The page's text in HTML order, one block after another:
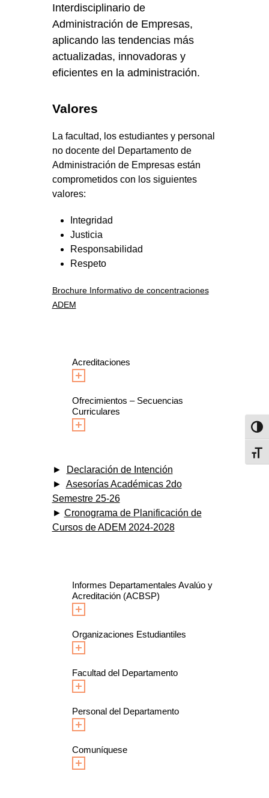
Interdisciplinario de
Administración de Empresas,
aplicando las tendencias más
actualizadas, innovadoras y
eficientes en la administración.
Valores
La facultad, los estudiantes y personal
no docente del Departamento de
Administración de Empresas están
comprometidos con los siguientes
valores:
Integridad
Justicia
Responsabilidad
Respeto
Brochure Informativo de concentraciones
ADEM
Acreditaciones
Ofrecimientos – Secuencias
Curriculares
►
Declaración de Intención
► Asesorías Académicas 2do
Semestre 25-26
► Cronograma de Planificación de
Cursos de ADEM 2024-2028
Informes Departamentales Avalúo y
Acreditación (ACBSP)
Organizaciones Estudiantiles
Facultad del Departamento
Personal del Departamento
Comuníquese